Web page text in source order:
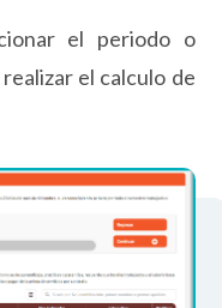
el periodo o
el calculo de